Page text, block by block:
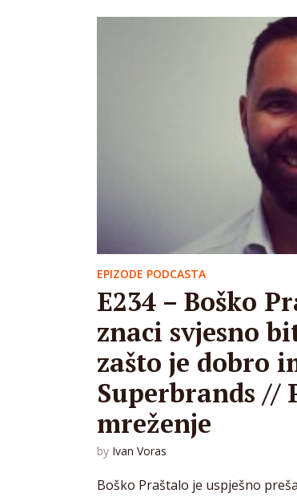
EPIZODE PODCASTA
E234 – Boško
znaci svjesno
zašto je dobro
Superbrands //
mreženje
by Ivan Voras
Boško Praštalo je uspješno